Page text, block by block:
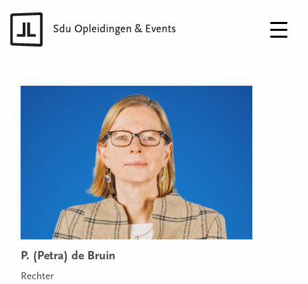
Sdu Opleidingen & Events
P. (Petra) de Bruin
Rechter